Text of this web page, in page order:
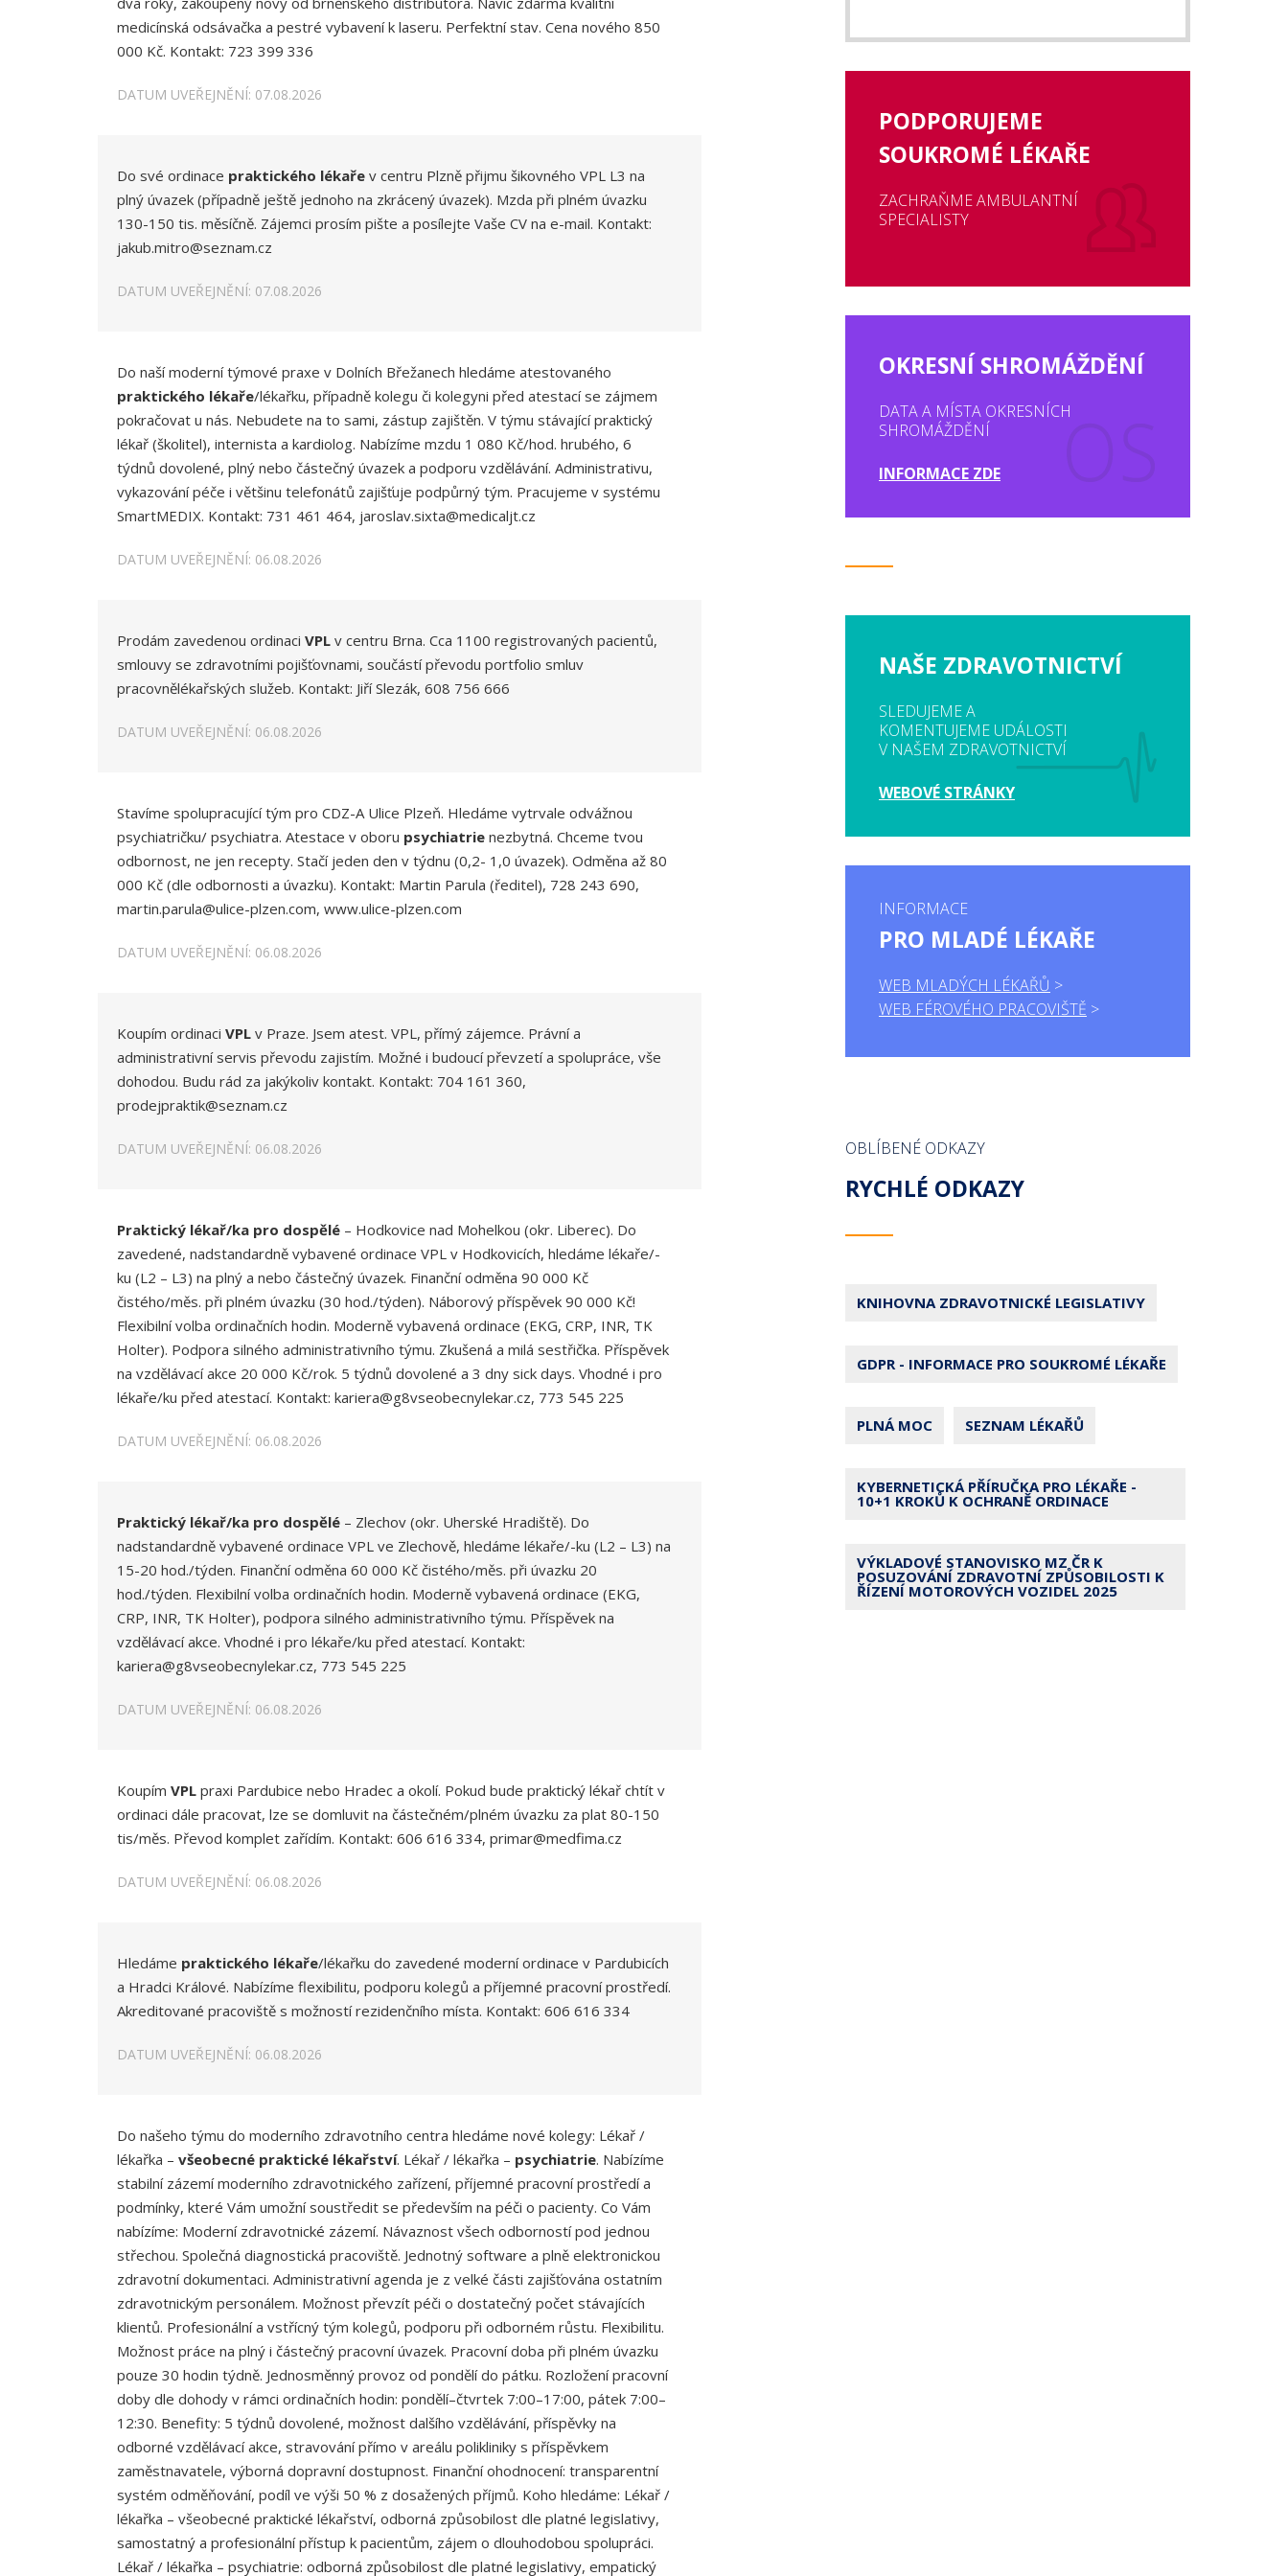
medicínská odsávačka a pestré vybavení k laseru. Perfektní stav. Cena nového 850
000 Kč. Kontakt: 723 399 336
DATUM UVEŘEJNĚNÍ: 07.08.2026
Do své ordinace praktického lékaře v centru Plzně přijmu šikovného VPL L3 na
plný úvazek (případně ještě jednoho na zkrácený úvazek). Mzda při plném úvazku
130-150 tis. měsíčně. Zájemci prosím pište a posílejte Vaše CV na e-mail. Kontakt:
jakub.mitro@seznam.cz
DATUM UVEŘEJNĚNÍ: 07.08.2026
Do naší moderní týmové praxe v Dolních Břežanech hledáme atestovaného
praktického lékaře/lékařku, případně kolegu či kolegyni před atestací se zájmem
pokračovat u nás. Nebudete na to sami, zástup zajištěn. V týmu stávající praktický
lékař (školitel), internista a kardiolog. Nabízíme mzdu 1 080 Kč/hod. hrubého, 6
týdnů dovolené, plný nebo částečný úvazek a podporu vzdělávání. Administrativu,
vykazování péče i většinu telefonátů zajišťuje podpůrný tým. Pracujeme v systému
SmartMEDIX. Kontakt: 731 461 464, jaroslav.sixta@medicaljt.cz
DATUM UVEŘEJNĚNÍ: 06.08.2026
Prodám zavedenou ordinaci VPL v centru Brna. Cca 1100 registrovaných pacientů,
smlouvy se zdravotními pojišťovnami, součástí převodu portfolio smluv
pracovnělékařských služeb. Kontakt: Jiří Slezák, 608 756 666
DATUM UVEŘEJNĚNÍ: 06.08.2026
Stavíme spolupracující tým pro CDZ-A Ulice Plzeň. Hledáme vytrvale odvážnou
psychiatričku/ psychiatra. Atestace v oboru psychiatrie nezbytná. Chceme tvou
odbornost, ne jen recepty. Stačí jeden den v týdnu (0,2- 1,0 úvazek). Odměna až 80
000 Kč (dle odbornosti a úvazku). Kontakt: Martin Parula (ředitel), 728 243 690,
martin.parula@ulice-plzen.com, www.ulice-plzen.com
DATUM UVEŘEJNĚNÍ: 06.08.2026
Koupím ordinaci VPL v Praze. Jsem atest. VPL, přímý zájemce. Právní a
administrativní servis převodu zajistím. Možné i budoucí převzetí a spolupráce, vše
dohodou. Budu rád za jakýkoliv kontakt. Kontakt: 704 161 360,
prodejpraktik@seznam.cz
DATUM UVEŘEJNĚNÍ: 06.08.2026
Praktický lékař/ka pro dospělé – Hodkovice nad Mohelkou (okr. Liberec). Do
zavedené, nadstandardně vybavené ordinace VPL v Hodkovicích, hledáme lékaře/-
ku (L2 – L3) na plný a nebo částečný úvazek. Finanční odměna 90 000 Kč
čistého/měs. při plném úvazku (30 hod./týden). Náborový příspěvek 90 000 Kč!
Flexibilní volba ordinačních hodin. Moderně vybavená ordinace (EKG, CRP, INR, TK
Holter). Podpora silného administrativního týmu. Zkušená a milá sestřička. Příspěvek
na vzdělávací akce 20 000 Kč/rok. 5 týdnů dovolené a 3 dny sick days. Vhodné i pro
lékaře/ku před atestací. Kontakt: kariera@g8vseobecnylekar.cz, 773 545 225
DATUM UVEŘEJNĚNÍ: 06.08.2026
Praktický lékař/ka pro dospělé – Zlechov (okr. Uherské Hradiště). Do
nadstandardně vybavené ordinace VPL ve Zlechově, hledáme lékaře/-ku (L2 – L3) na
15-20 hod./týden. Finanční odměna 60 000 Kč čistého/měs. při úvazku 20
hod./týden. Flexibilní volba ordinačních hodin. Moderně vybavená ordinace (EKG,
CRP, INR, TK Holter), podpora silného administrativního týmu. Příspěvek na
vzdělávací akce. Vhodné i pro lékaře/ku před atestací. Kontakt:
kariera@g8vseobecnylekar.cz, 773 545 225
DATUM UVEŘEJNĚNÍ: 06.08.2026
Koupím VPL praxi Pardubice nebo Hradec a okolí. Pokud bude praktický lékař chtít v
ordinaci dále pracovat, lze se domluvit na částečném/plném úvazku za plat 80-150
tis/měs. Převod komplet zařídím. Kontakt: 606 616 334, primar@medfima.cz
DATUM UVEŘEJNĚNÍ: 06.08.2026
Hledáme praktického lékaře/lékařku do zavedené moderní ordinace v Pardubicích
a Hradci Králové. Nabízíme flexibilitu, podporu kolegů a příjemné pracovní prostředí.
Akreditované pracoviště s možností rezidenčního místa. Kontakt: 606 616 334
DATUM UVEŘEJNĚNÍ: 06.08.2026
Do našeho týmu do moderního zdravotního centra hledáme nové kolegy: Lékař /
lékařka – všeobecné praktické lékařství. Lékař / lékařka – psychiatrie. Nabízíme
stabilní zázemí moderního zdravotnického zařízení, příjemné pracovní prostředí a
podmínky, které Vám umožní soustředit se především na péči o pacienty. Co Vám
nabízíme: Moderní zdravotnické zázemí. Návaznost všech odborností pod jednou
střechou. Společná diagnostická pracoviště. Jednotný software a plně elektronickou
zdravotní dokumentaci. Administrativní agenda je z velké části zajišťována ostatním
zdravotnickým personálem. Možnost převzít péči o dostatečný počet stávajících
klientů. Profesionální a vstřícný tým kolegů, podporu při odborném růstu. Flexibilitu.
Možnost práce na plný i částečný pracovní úvazek. Pracovní doba při plném úvazku
pouze 30 hodin týdně. Jednosměnný provoz od pondělí do pátku. Rozložení pracovní
doby dle dohody v rámci ordinačních hodin: pondělí–čtvrtek 7:00–17:00, pátek 7:00–
12:30. Benefity: 5 týdnů dovolené, možnost dalšího vzdělávání, příspěvky na
odborné vzdělávací akce, stravování přímo v areálu polikliniky s příspěvkem
zaměstnavatele, výborná dopravní dostupnost. Finanční ohodnocení: transparentní
systém odměňování, podíl ve výši 50 % z dosažených příjmů. Koho hledáme: Lékař /
lékařka – všeobecné praktické lékařství, odborná způsobilost dle platné legislativy,
samostatný a profesionální přístup k pacientům, zájem o dlouhodobou spolupráci.
Lékař / lékařka – psychiatrie: odborná způsobilost dle platné legislativy, empatický
PODPORUJEME
SOUKROMÉ LÉKAŘE
ZACHRAŇME AMBULANTNÍ
SPECIALISTY
OKRESNÍ SHROMÁŽDĚNÍ
DATA A MÍSTA OKRESNÍCH
SHROMÁŽDĚNÍ
INFORMACE ZDE
NAŠE ZDRAVOTNICTVÍ
SLEDUJEME A
KOMENTUJEME UDÁLOSTI
V NAŠEM ZDRAVOTNICTVÍ
WEBOVÉ STRÁNKY
INFORMACE
PRO MLADÉ LÉKAŘE
WEB MLADÝCH LÉKAŘŮ
WEB FÉROVÉHO PRACOVIŠTĚ
OBLÍBENÉ ODKAZY
RYCHLÉ ODKAZY
KNIHOVNA ZDRAVOTNICKÉ LEGISLATIVY
GDPR - INFORMACE PRO SOUKROMÉ LÉKAŘE
PLNÁ MOC SEZNAM LÉKAŘŮ
KYBERNETICKÁ PŘÍRUČKA PRO LÉKAŘE -
10+1 KROKŮ K OCHRANĚ ORDINACE
VÝKLADOVÉ STANOVISKO MZ ČR K
POSUZOVÁNÍ ZDRAVOTNÍ ZPŮSOBILOSTI K
ŘÍZENÍ MOTOROVÝCH VOZIDEL 2025